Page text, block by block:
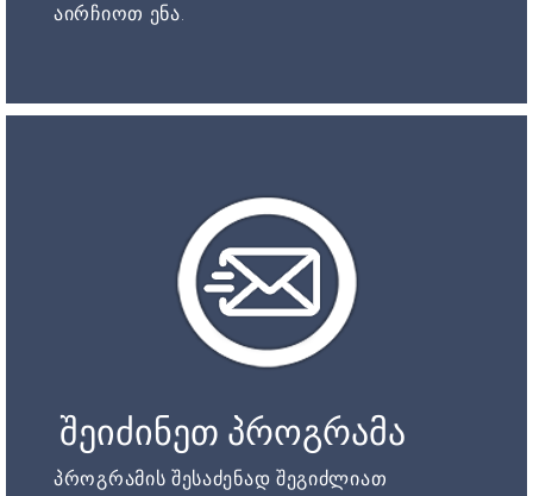
აირჩიოთ ენა.
შეიძინეთ პროგრამა
პროგრამის შესაძენად შეგიძლიათ